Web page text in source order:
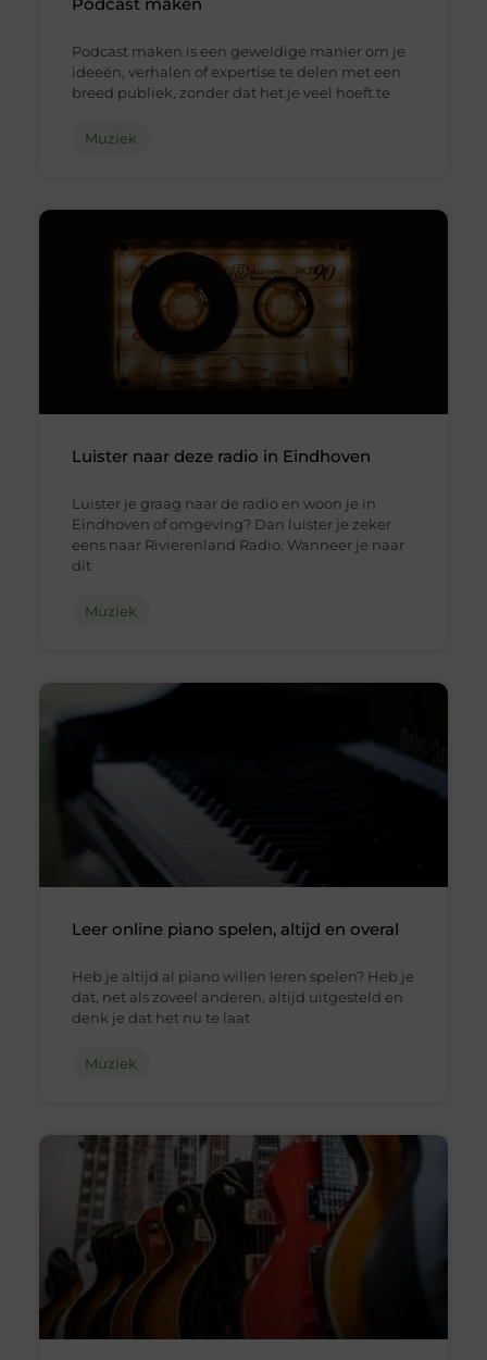
Podcast maken is een geweldige manier om je
ideeën, verhalen of expertise te delen met een
breed publiek, zonder dat het je veel hoeft te
Muziek
Luister naar deze radio in Eindhoven
Luister je graag naar de radio en woon je in
Eindhoven of omgeving? Dan luister je zeker
eens naar Rivierenland Radio. Wanneer je naar
dit
Muziek
Leer online piano spelen, altijd en overal
Heb je altijd al piano willen leren spelen? Heb je
dat, net als zoveel anderen, altijd uitgesteld en
denk je dat het nu te laat
Muziek